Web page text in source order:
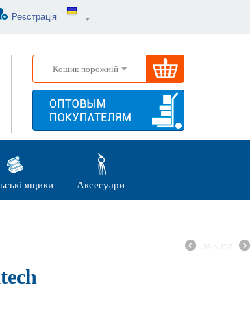
Реєстрація
Кошик порожній
ящики Аксесуари
36